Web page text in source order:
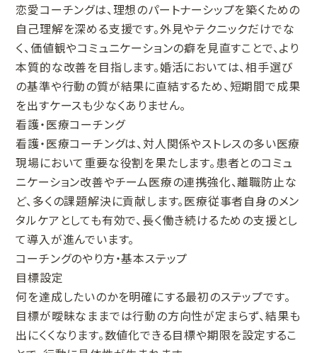
恋愛コーチングは、理想のパートナーシップを築くための
自己理解を深める支援です。外見やテクニックだけでな
く、価値観やコミュニケーションの癖を見直すことで、より
本質的な改善を目指します。婚活においては、相手選び
の基準や行動の質が結果に直結するため、短期間で成果
を出すケースも少なくありません。
看護・医療コーチング
看護・医療コーチングは、対人関係やストレスの多い医療
現場において重要な役割を果たします。患者とのコミュ
ニケーション改善やチーム医療の連携強化、離職防止な
ど、多くの課題解決に貢献します。医療従事者自身のメン
タルケアとしても有効で、長く働き続けるための支援とし
て導入が進んでいます。
コーチングのやり方・基本ステップ
目標設定
何を達成したいのかを明確にする最初のステップです。
目標が曖昧なままでは行動の方向性が定まらず、結果も
出にくくなります。数値化できる目標や期限を設定するこ